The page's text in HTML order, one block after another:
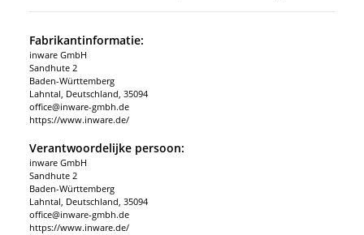
Fabrikantinformatie:
inware GmbH
Sandhute 2
Baden-Württemberg
Lahntal, Deutschland, 35094
office@inware-gmbh.de
https://www.inware.de/
Verantwoordelijke persoon:
inware GmbH
Sandhute 2
Baden-Württemberg
Lahntal, Deutschland, 35094
office@inware-gmbh.de
https://www.inware.de/